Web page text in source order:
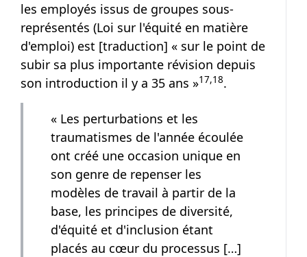
les employés issus de groupes sous-
représentés (Loi sur l'équité en matière
d'emploi) est [traduction] « sur le point de
subir sa plus importante révision depuis
son introduction il y a 35 ans »Note de bas de page
17,Note de bas de page
18.
« Les perturbations et les
traumatismes de l'année écoulée
ont créé une occasion unique en
son genre de repenser les
modèles de travail à partir de la
base, les principes de diversité,
d'équité et d'inclusion étant
placés au cœur du processus […]